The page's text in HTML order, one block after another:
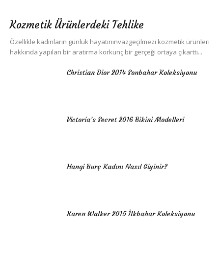
Kozmetik Ürünlerdeki Tehlike
Özellikle kadınların günlük hayatınınvazgeçilmezi kozmetik ürünleri
hakkında yapılan bir aratırma korkunç bir gerçeği ortaya çıkarttı...
Christian Dior 2014 Sonbahar Koleksiyonu
Victoria’s Secret 2016 Bikini Modelleri
Hangi Burç Kadını Nasıl Giyinir?
Karen Walker 2015 İlkbahar Koleksiyonu